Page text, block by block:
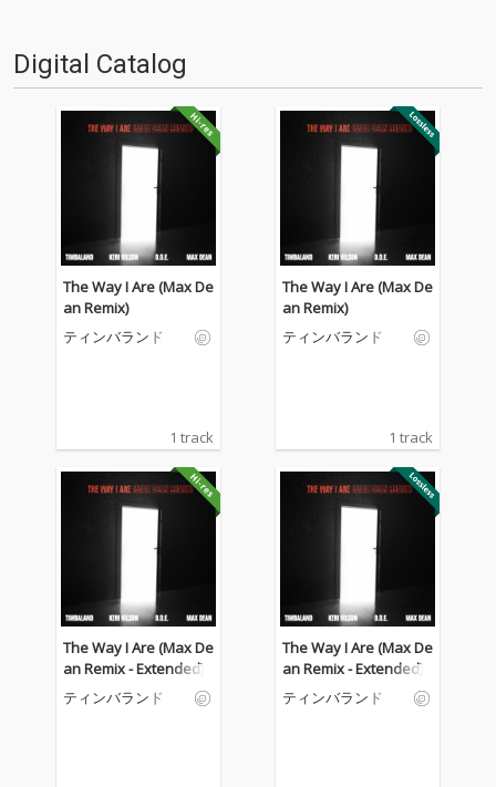
Digital Catalog
The Way I Are (Max De
an Remix)
ティンバランド
1 track
The Way I Are (Max De
an Remix)
ティンバランド
1 track
The Way I Are (Max De
an Remix - Extended)
ティンバランド
The Way I Are (Max De
an Remix - Extended)
ティンバランド